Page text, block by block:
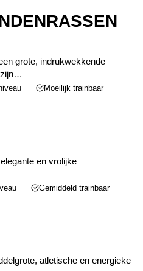
grote, indrukwekkende
zijn…
Moeilijk trainbaar
en vrolijke
Gemiddeld trainbaar
atletische en energieke